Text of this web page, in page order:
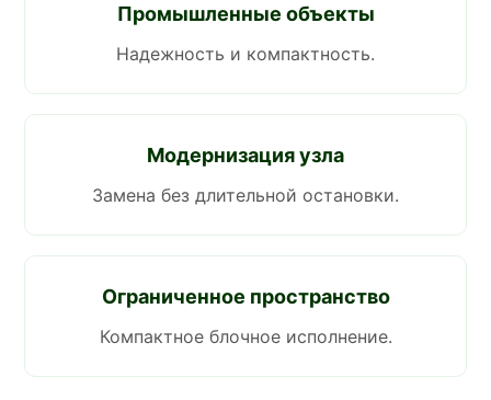
Промышленные объекты
Надежность и компактность.
Модернизация узла
Замена без длительной остановки.
Ограниченное пространство
Компактное блочное исполнение.